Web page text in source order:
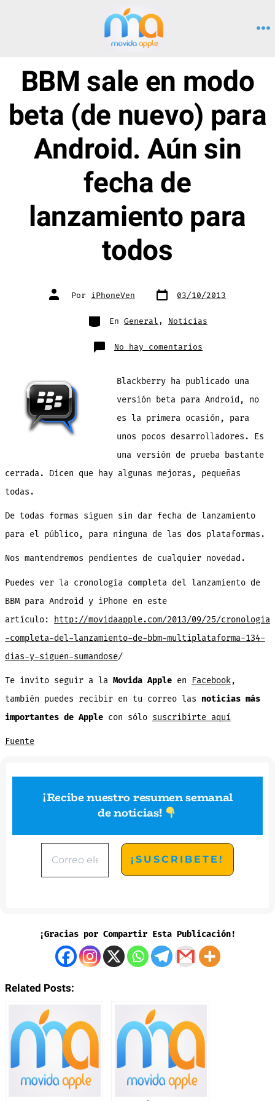
BBM sale en modo
beta (de nuevo) para
Android. Aún sin
fecha de
lanzamiento para
todos
Autor
de Por iPhoneVen Fecha
de 03/10/2013
Categorías
En General , Noticias
No hay comentarios
BBM
modo
beta
nuevo)
para
Android.
Aún
fecha
de
lanzamiento
para
Blackberry ha publicado una
versión beta para Android, no
es la primera ocasión, para
unos pocos desarrolladores. Es
una versión de prueba bastante
cerrada. Dicen que hay algunas mejoras, pequeñas
todas.
De todas formas siguen sin dar fecha de lanzamiento
para el público, para ninguna de las dos plataformas.
Nos mantendremos pendientes de cualquier novedad.
Puedes ver la cronología completa del lanzamiento de
BBM para Android y iPhone en este
artículo:
http://movidaapple.com/2013/09/25/cronologia
-completa-del-lanzamiento-de-bbm-multiplataforma-134-
dias-y-siguen-sumandose/
Te invito seguir a la Movida Appleen Facebook,
también puedes recibir en tu correo las noticias más
importantes de Applecon sólo suscribirte aquí
Fuente
¡Recibe nuestro resumen semanal
de noticias!
¡Gracias por Compartir Esta Publicación!
Related Posts: